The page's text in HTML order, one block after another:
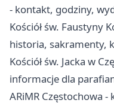
- kontakt, godziny,
Kościół św. Faustyny
historia, sakramenty,
Kościół św. Jacka w
informacje dla
ARiMR Częstochowa